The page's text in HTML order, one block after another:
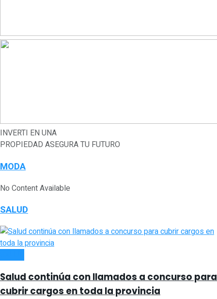
INVERTI EN UNA
PROPIEDAD ASEGURA TU FUTURO
MODA
No Content Available
SALUD
Salud continúa con llamados a concurso para
cubrir cargos en toda la provincia